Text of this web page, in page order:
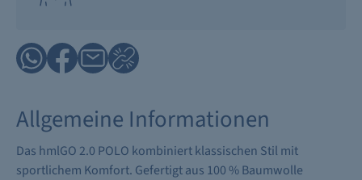
Allgemeine Informationen
Das hmlGO 2.0 POLO kombiniert klassischen Stil mit
sportlichem Komfort. Gefertigt aus 100 % Baumwolle